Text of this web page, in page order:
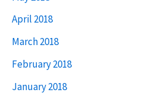
April 2018
March 2018
February 2018
January 2018